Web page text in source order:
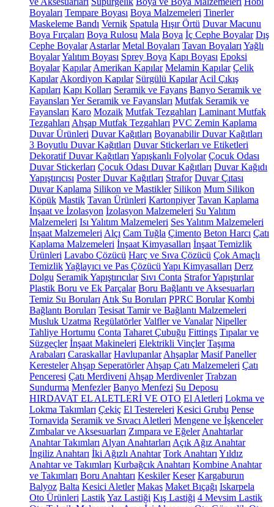
Boyaları Tempare Boyası Boya Malzemeleri Tinerler
Maskeleme Bandı Vernik Spatula Hışır Örtü Duvar Macunu
Boya Fırçaları Boya Rulosu Mala Boya İç Cephe Boyalar Dış
Cephe Boyalar Astarlar Metal Boyaları Tavan Boyaları Yağlı
BoyalarYalıtım Boyası Sprey Boya Kapı Boyası Epoksi
Boyalar Kapılar Amerikan Kapılar Melamin Kapılar Çelik
Kapılar Akordiyon Kapılar Sürgülü Kapılar Acil Çıkış
Kapıları Kapı Kolları Seramik ve Fayans Banyo Seramik ve
Fayansları Yer Seramik ve Fayansları Mutfak Seramik ve
Fayansları Karo Mozaik Mutfak Tezgahları Laminant Mutfak
Tezgahları Ahşap Mutfak Tezgahları PVC Zemin Kaplama
Duvar Ürünleri Duvar Kağıtları Boyanabilir Duvar Kağıtları
3 Boyutlu Duvar Kağıtları Duvar Stickerları ve Etiketleri
Dekoratif Duvar Kağıtları Yapışkanlı Folyolar Çocuk Odası
Duvar Stickerları Çocuk Odası Duvar Kağıtları Duvar Kağıdı
Yapıştırıcısı Poster Duvar Kağıtları Strafor Duvar Çıtası
Duvar Kaplama Silikon ve Mastikler Silikon Mum Silikon
Köpük Mastik Tavan Ürünleri Kartonpiyer Tavan Kaplama
İnşaat ve İzolasyon İzolasyon Malzemeleri Su Yalıtım
Malzemeleri Isı Yalıtım Malzemeleri Ses Yalıtım Malzemeleri
İnşaat Malzemeleri Alçı Cam Tuğla Çimento Beton Harcı Çatı
Kaplama Malzemeleri İnşaat Kimyasalları İnşaat Temizlik
Ürünleri Lavabo Çözücü Harç ve Sıva Çözücü Çok Amaçlı
TemizlikYağlayıcı ve Pas Çözücü Yapı Kimyasalları Derz
Dolgu Seramik Yapıştırıcılar Sıvı Conta Strafor Yapıştırılar
Plastik Boru ve Ek Parçalar Boru Bağlantı ve Aksesuarları
Temiz Su Boruları Atık Su Boruları PPRC Borular Kombi
Bağlantı Boruları Tesisat Tamir ve Bağlantı Malzemeleri
Musluk Uzatma Regülatörler Valfler ve Vanalar Nipeller
Tahliye Hortumu Conta Taharet Çubuğu Fittings Tıpalar ve
Süzgeçler İnşaat Makineleri Elektrikli Vinçler Taşıma
Arabaları Caraskallar Havlupanlar Ahşaplar Masif Paneller
Keresteler Ahşap Seperatörler Ahşap Çatı Malzemeleri Çatı
Penceresi Çatı Merdiveni Ahşap Merdivenler Trabzan
Sundurma Menfezler Banyo Menfezi Su Deposu
HIRDAVAT EL ALETLERİ VE OTO El Aletleri Lokma ve
Lokma Takımları Çekiç El Testereleri Kesici Grubu Pense
Tornavida Seramik ve Sıvacı Aletleri Mengene ve İşkenceler
Zımbalar ve Aksesuarları Zımpara ve Eğeler Anahtarlar
Anahtar Takımları Alyan Anahtarları Açık Ağız Anahtar
İngiliz Anahtarı İki Ağızlı Anahtar Tork Anahtarı Yıldız
Anahtar ve Takımları Kurbağcık Anahtarı Kombine Anahtar
ve Takımları Boru Anahtarı Keskiler Keser Kargaburun
Balyoz Balta Kesici Aletler Makas Maket Bıçağı Iskarpela
Oto Ürünleri LastikYaz Lastiği Kış Lastiği 4 Mevsim Lastik